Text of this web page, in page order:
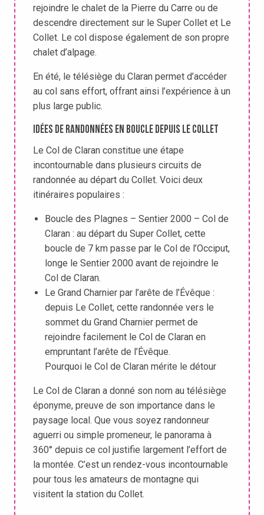
rejoindre le chalet de la Pierre du Carre ou de
descendre directement sur le Super Collet et Le
Collet. Le col dispose également de son propre
chalet d’alpage.
En été, le télésiège du Claran permet d’accéder
au col sans effort, offrant ainsi l’expérience à un
plus large public.
Idées de randonnées en boucle depuis Le Collet
Le Col de Claran constitue une étape
incontournable dans plusieurs circuits de
randonnée au départ du Collet. Voici deux
itinéraires populaires :
Boucle des Plagnes – Sentier 2000 – Col de
Claran : au départ du Super Collet, cette
boucle de 7 km passe par le Col de l’Occiput,
longe le Sentier 2000 avant de rejoindre le
Col de Claran.
Le Grand Charnier par l’arête de l’Évêque :
depuis Le Collet, cette randonnée vers le
sommet du Grand Charnier permet de
rejoindre facilement le Col de Claran en
empruntant l’arête de l’Évêque.
Pourquoi le Col de Claran mérite le détour
Le Col de Claran a donné son nom au télésiège
éponyme, preuve de son importance dans le
paysage local. Que vous soyez randonneur
aguerri ou simple promeneur, le panorama à
360° depuis ce col justifie largement l’effort de
la montée. C’est un rendez-vous incontournable
pour tous les amateurs de montagne qui
visitent la station du Collet.